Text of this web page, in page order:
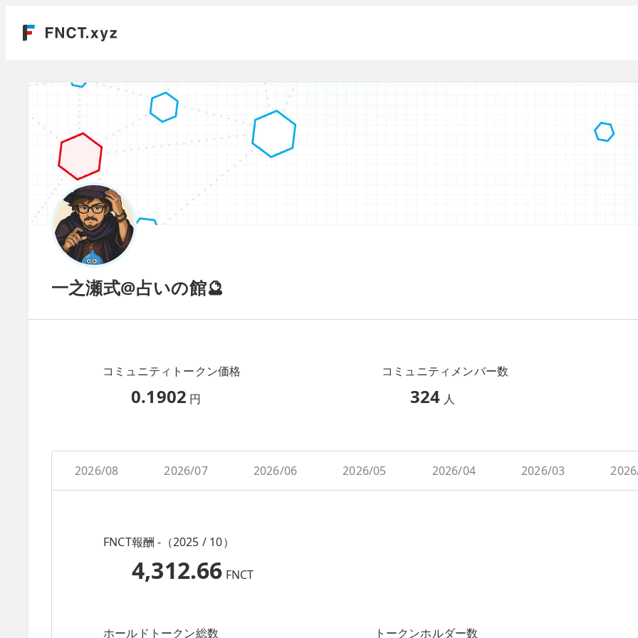
一之瀬式@占いの館🔮
コミュニティトークン価格
0.1902 円
コミュニティメンバー数
324 人
2026/08 2026/07 2026/06 2026/05 2026/04 2026/03
FNCT報酬 -（2025 / 10）
4,312.66 FNCT
ホールドトークン総数 トークンホルダー数